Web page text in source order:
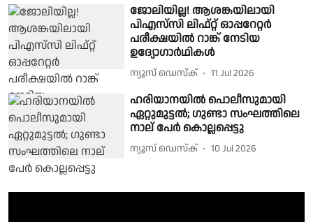
ജോലിയില്ല! ആശങ്കയിലായി
പിഎസ്‌സി ലിഫ്റ്റ് ഓപ്പറേറ്റർ
പരീക്ഷയിൽ റാങ്ക് നേടിയ
ഉദ്യോഗാർഥികൾ
ന്യൂസ് ഡെസ്ക് 11 Jul 2026
ഹരിയാനയിൽ പൊലീസുമായി
ഏറ്റുമുട്ടൽ; ഗുണ്ടാ സംഘത്തിലെ
നാല് പേർ കൊല്ലപ്പെട്ടു
ന്യൂസ് ഡെസ്ക് 10 Jul 2026